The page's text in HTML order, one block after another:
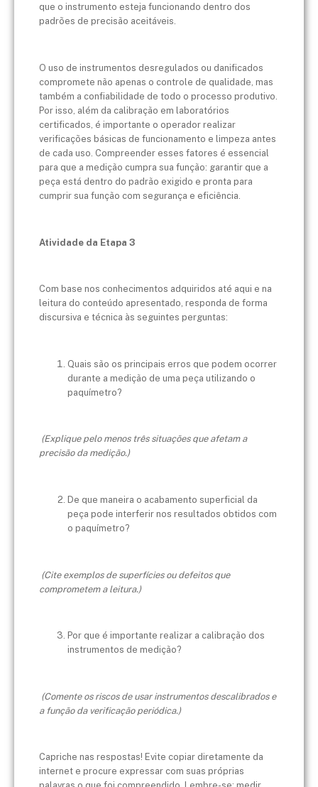
que o instrumento esteja funcionando dentro dos
padrões de precisão aceitáveis.
O uso de instrumentos desregulados ou danificados
compromete não apenas o controle de qualidade, mas
também a confiabilidade de todo o processo produtivo.
Por isso, além da calibração em laboratórios
certificados, é importante o operador realizar
verificações básicas de funcionamento e limpeza antes
de cada uso. Compreender esses fatores é essencial
para que a medição cumpra sua função: garantir que a
peça está dentro do padrão exigido e pronta para
cumprir sua função com segurança e eficiência.
Atividade da Etapa 3
Com base nos conhecimentos adquiridos até aqui e na
leitura do conteúdo apresentado, responda de forma
discursiva e técnica às seguintes perguntas:
Quais são os principais erros que podem ocorrer
durante a medição de uma peça utilizando o
paquímetro?
(Explique pelo menos três situações que afetam a
precisão da medição.)
De que maneira o acabamento superficial da
peça pode interferir nos resultados obtidos com
o paquímetro?
(Cite exemplos de superfícies ou defeitos que
comprometem a leitura.)
Por que é importante realizar a calibração dos
instrumentos de medição?
(Comente os riscos de usar instrumentos descalibrados e
a função da verificação periódica.)
Capriche nas respostas! Evite copiar diretamente da
internet e procure expressar com suas próprias